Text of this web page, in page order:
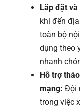
Lắp đặt
khi đến
toàn bộ
dụng theo
nhanh
Hỗ trợ
mạng: Đội
trong việc